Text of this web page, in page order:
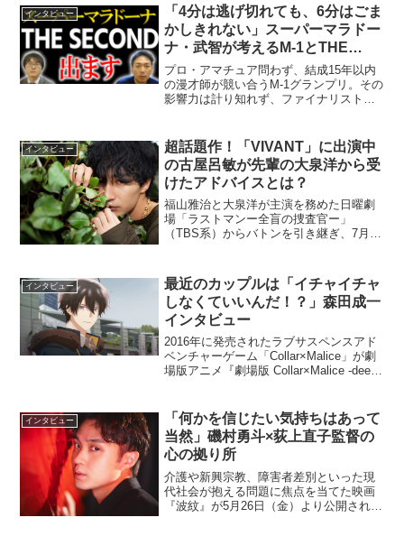
インタビュー
「4分は逃げ切れても、6分はごま
かしきれない」スーパーマラドー
ナ・武智が考えるM-1とTHE
SECOND
プロ・アマチュア問わず、結成15年以内
の漫才師が競い合うM-1グランプリ。その
影響力は計り知れず、ファイナリスト、
た。一方、ラストイヤーまでに結果を残
せずモヤモヤとした日...
インタビュー
超話題作！「VIVANT」に出演中
の古屋呂敏が先輩の大泉洋から受
けたアドバイスとは？
福山雅治と大泉洋が主演を務めた日曜劇
場「ラストマンー全盲の捜査官ー」
（TBS系）からバトンを引き継ぎ、7月16
部下であり、“誤送金トラブルに関わった
男”水上了を演...
インタビュー
最近のカップルは「イチャイチャ
しなくていいんだ！？」森田成一
インタビュー
2016年に発売されたラブサスペンスアド
ベンチャーゲーム「Collar×Malice」が劇
場版アニメ『劇場版 Collar×Malice -deep
うひとつ...
インタビュー
「何かを信じたい気持ちはあって
当然」磯村勇斗×荻上直子監督の
心の拠り所
介護や新興宗教、障害者差別といった現
代社会が抱える問題に焦点を当てた映画
『波紋』が5月26日（金）より公開され